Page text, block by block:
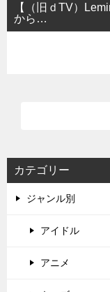
【（旧ｄTV）
から…
カテゴリー
ジャンル別
アイドル
アニメ